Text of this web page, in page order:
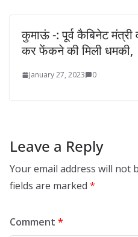
कुमाऊं -: पूर्व कैबिनेट मंत्री
कर फेंकने की मिली धमकी,
January 27, 2023 0
Leave a Reply
Your email address will not
fields are marked *
Comment *